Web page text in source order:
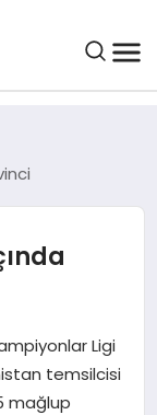
Ligi
temsilcisi
mağlup